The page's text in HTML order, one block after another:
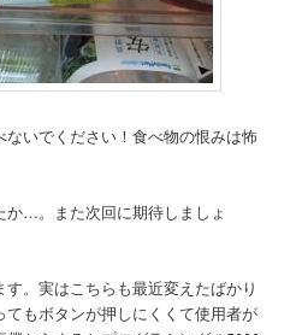
いでください！食べ物の恨みは怖
か…。また次回に期待しましょ
。実はこちらも最近変えたばかり
もボタンが押しにくくて使用者が